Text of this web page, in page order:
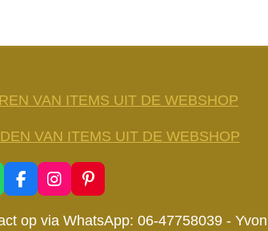
VAN ITEMS UIT DE WEBSHOP
VAN ITEMS UIT DE WEBSHOP
F
c
I
s
P
n
op via WhatsApp: 06-47758039 -